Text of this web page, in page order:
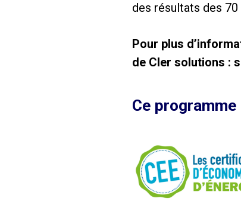
des résultats des
Pour plus
de Cler solutions :
Ce